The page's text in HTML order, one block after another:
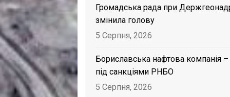
Громадська рада при
змінила голову
5 Серпня, 2026
Бориславська нафтова компанія –
під санкціями РНБО
5 Серпня, 2026